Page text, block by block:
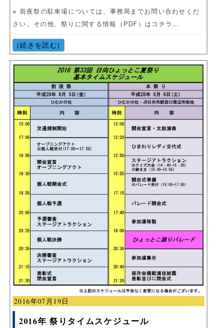
※ 前夜祭の駐車場については、事務局までお問い合わせくだ
さい。その他、祭りに関する情報（PDF）はコチラ…
[続きを読む]
2016年07月19日
2016年 祭りタイムスケジュール